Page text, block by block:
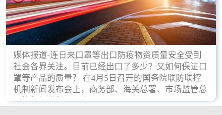
媒体报道-连日来口罩等出口防疫物资质量安全受到
社会各界关注。目前已经出口了多少？又如何保证口
罩等产品的质量？ 在4月5日召开的国务院联防联控
机制新闻发布会上，商务部、海关总署、市场监管总
局等部门进行了回应。